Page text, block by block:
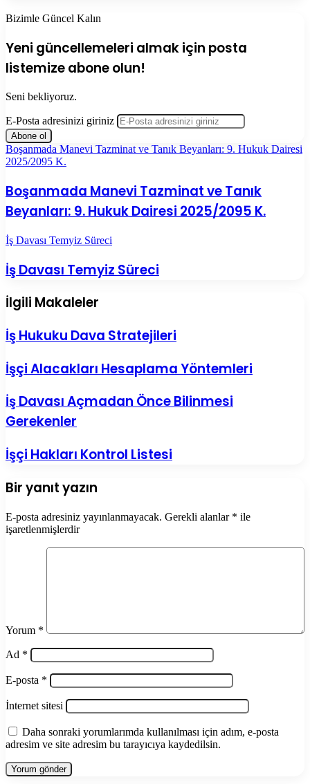
Bizimle Güncel Kalın
Yeni güncellemeleri almak için posta
listemize abone olun!
Seni bekliyoruz.
E-Posta adresinizi giriniz
Boşanmada Manevi Tazminat ve Tanık Beyanları: 9. Hukuk Dairesi
2025/2095 K.
Boşanmada Manevi Tazminat ve Tanık
Beyanları: 9. Hukuk Dairesi 2025/2095 K.
İş Davası Temyiz Süreci
İş Davası Temyiz Süreci
İlgili Makaleler
İş Hukuku Dava Stratejileri
İşçi Alacakları Hesaplama Yöntemleri
İş Davası Açmadan Önce Bilinmesi
Gerekenler
İşçi Hakları Kontrol Listesi
Bir yanıt yazın
E-posta adresiniz yayınlanmayacak. Gerekli alanlar * ile
işaretlenmişlerdir
Yorum *
Ad *
E-posta *
İnternet sitesi
Daha sonraki yorumlarımda kullanılması için adım, e-posta
adresim ve site adresim bu tarayıcıya kaydedilsin.